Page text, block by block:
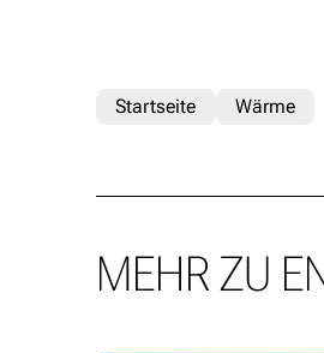
Startseite Wärme
MEHR ZU